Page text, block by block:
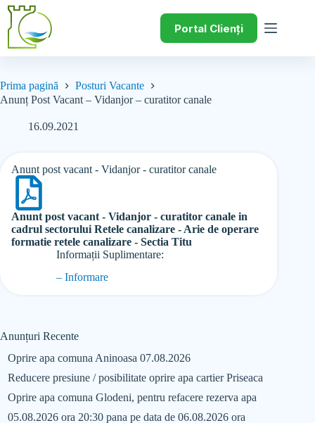
Portal Clienți
Prima pagină
Posturi Vacante
Anunț Post Vacant – Vidanjor – curatitor canale
16.09.2021
Anunt post vacant - Vidanjor - curatitor canale
Anunt post vacant - Vidanjor - curatitor canale in
cadrul sectorului Retele canalizare - Arie de operare
formatie retele canalizare - Sectia Titu
Informații Suplimentare:
– Informare
Anunțuri Recente
Oprire apa comuna Aninoasa 07.08.2026
Reducere presiune / posibilitate oprire apa cartier Priseaca
Oprire apa comuna Glodeni, pentru refacere rezerva apa
05.08.2026 ora 20:30 pana pe data de 06.08.2026 ora